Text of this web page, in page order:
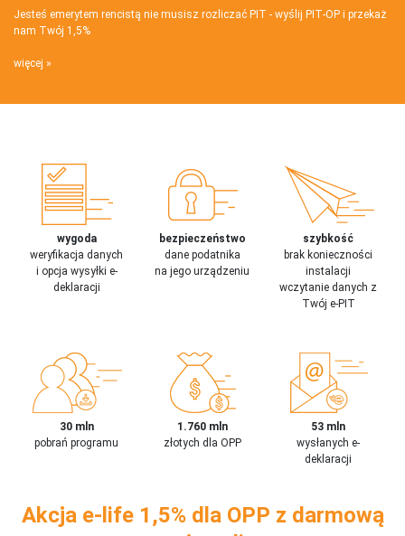
Jesteś emerytem rencistą nie musisz rozliczać PIT - wyślij PIT‑OP i przekaż
nam Twój 1,5%
więcej
wygoda
weryfikacja danych
i opcja wysyłki e-
deklaracji
bezpieczeństwo
dane podatnika
na jego urządzeniu
szybkość
brak konieczności
instalacji
wczytanie danych z
Twój e-PIT
30 mln
pobrań programu
1.760 mln
złotych dla OPP
53 mln
wysłanych e-
deklaracji
Akcja e-life 1,5% dla OPP z darmową